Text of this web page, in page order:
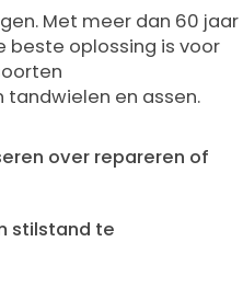
Met meer dan 60 jaar
beste oplossing is voor
en assen.
over repareren of
stilstand te